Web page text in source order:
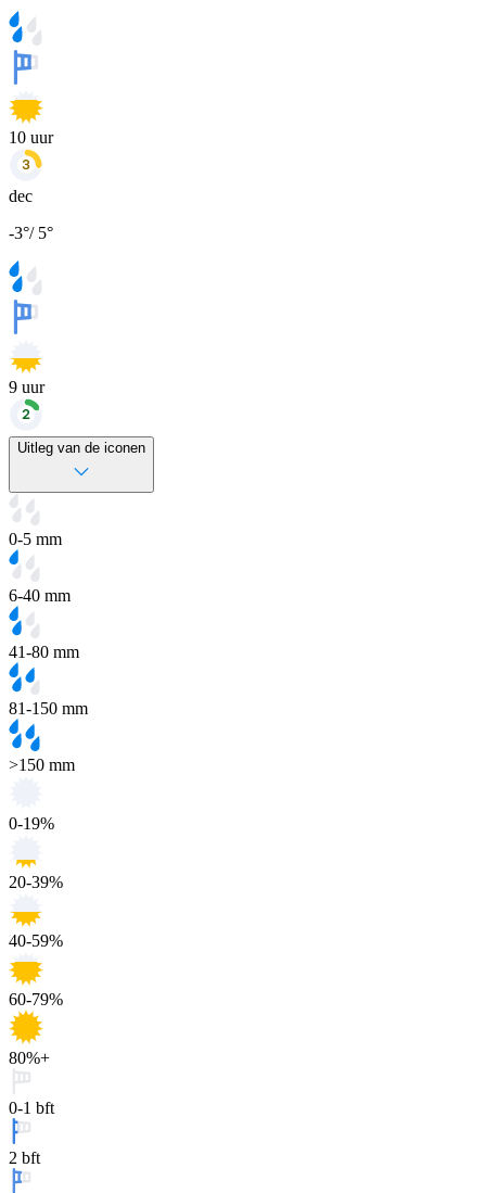
10 uur
dec
-3°/ 5°
9 uur
Uitleg van de iconen
0-5 mm
6-40 mm
41-80 mm
81-150 mm
>150 mm
0-19%
20-39%
40-59%
60-79%
80%+
0-1 bft
2 bft